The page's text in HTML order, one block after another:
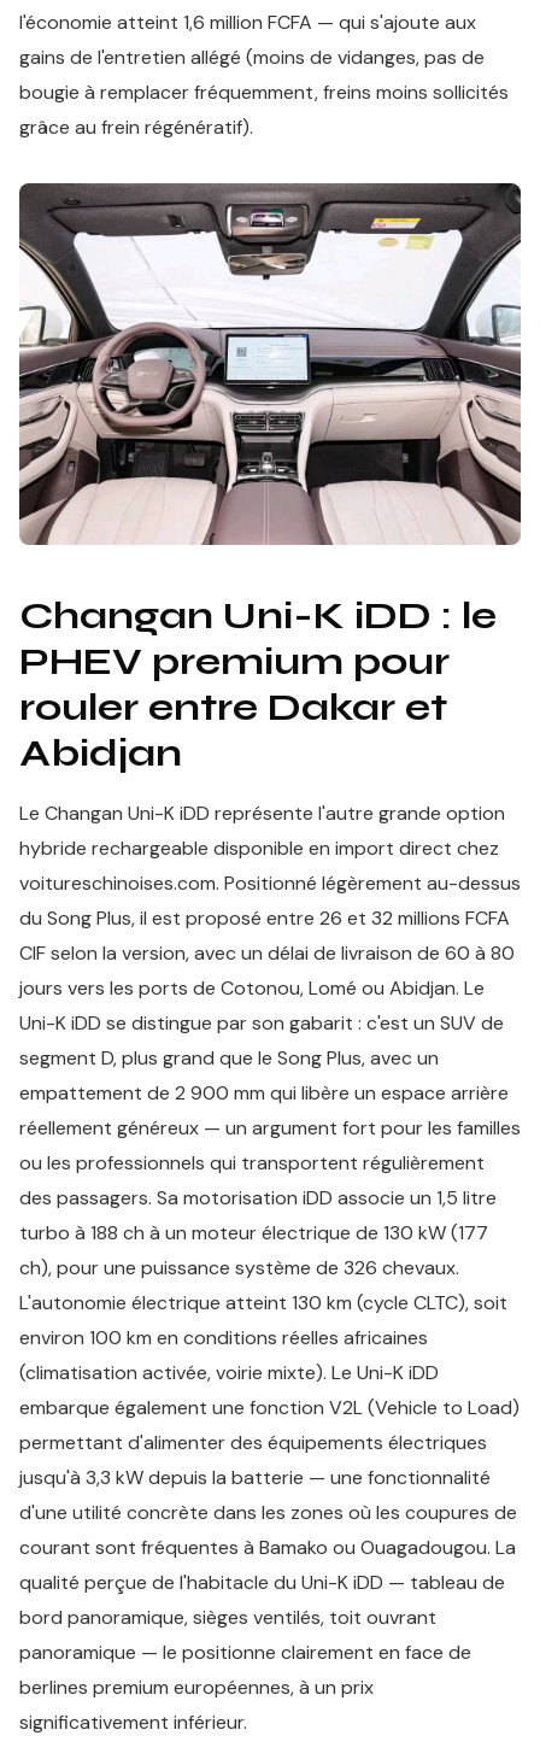
l'économie atteint 1,6 million FCFA — qui s'ajoute aux
gains de l'entretien allégé (moins de vidanges, pas de
bougie à remplacer fréquemment, freins moins sollicités
grâce au frein régénératif).
Changan Uni-K iDD : le
PHEV premium pour
rouler entre Dakar et
Abidjan
Le Changan Uni-K iDD représente l'autre grande option
hybride rechargeable disponible en import direct chez
voitureschinoises.com. Positionné légèrement au-dessus
du Song Plus, il est proposé entre 26 et 32 millions FCFA
CIF selon la version, avec un délai de livraison de 60 à 80
jours vers les ports de Cotonou, Lomé ou Abidjan. Le
Uni-K iDD se distingue par son gabarit : c'est un SUV de
segment D, plus grand que le Song Plus, avec un
empattement de 2 900 mm qui libère un espace arrière
réellement généreux — un argument fort pour les familles
ou les professionnels qui transportent régulièrement
des passagers. Sa motorisation iDD associe un 1,5 litre
turbo à 188 ch à un moteur électrique de 130 kW (177
ch), pour une puissance système de 326 chevaux.
L'autonomie électrique atteint 130 km (cycle CLTC), soit
environ 100 km en conditions réelles africaines
(climatisation activée, voirie mixte). Le Uni-K iDD
embarque également une fonction V2L (Vehicle to Load)
permettant d'alimenter des équipements électriques
jusqu'à 3,3 kW depuis la batterie — une fonctionnalité
d'une utilité concrète dans les zones où les coupures de
courant sont fréquentes à Bamako ou Ouagadougou. La
qualité perçue de l'habitacle du Uni-K iDD — tableau de
bord panoramique, sièges ventilés, toit ouvrant
panoramique — le positionne clairement en face de
berlines premium européennes, à un prix
significativement inférieur.